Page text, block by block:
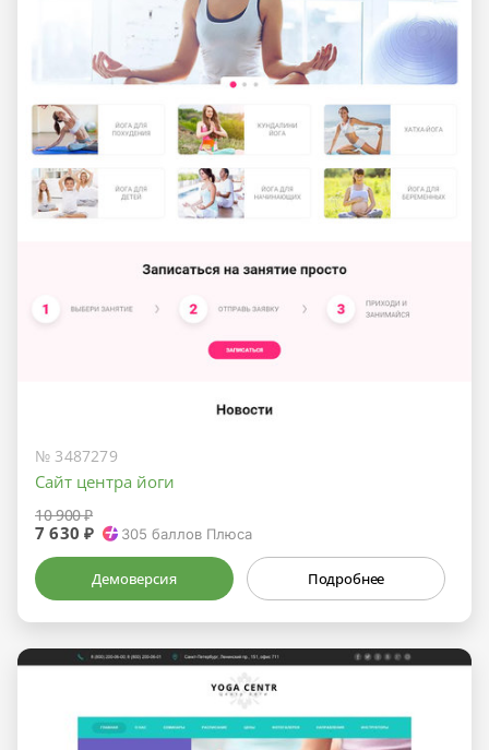
№ 3487279
Сайт центра йоги
10 900 ₽
7 630 ₽ 305 баллов Плюса
Демоверсия Подробнее